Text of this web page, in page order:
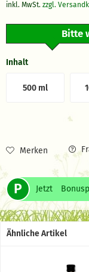
inkl. MwSt. zzgl.
Bitte
Inhalt
500 ml
Merken
P Jetzt
Ähnliche Artikel